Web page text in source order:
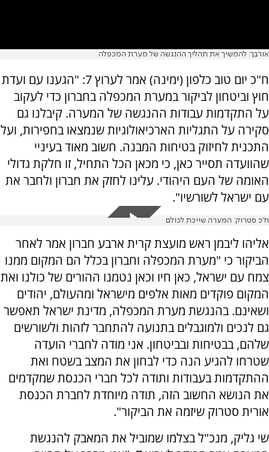
אורבך: להמשיך את תהליך ההנגשה של מערת המכפלה
ח"כ יום טוב כלפון (ימינה) אמר לערוץ 7: "הגענו עם ועדת
חוץ וביטחון לביקור במערת המכפלה בחברון כדי לעקוב
על התקדמות עבודות ההנגשה של המערה. קיבלנו גם
סקירה על התגליות הארכיאולוגיות שנמצאו בחפירות, ועל
התכנית לחיזוק בטיחות המבנה. חשוב מאוד בעיניי
שהוועדה תסייר כאן, כי מכאן הכל התחיל, זו חלקת גדולי
האומה של העם היהודי. עלינו לחזק את חברון ולחבר את
עם ישראל לשורשיו".
ח"כ סטרוק: המערה שייכת לכולם
אליהו ליבמן ראש מועצת קרית ארבע חברון אמר לאחר
הביקור כי "מערת המכפלה וחברון בכלל הם המקום ממנו
צמח עם ישראל, כאן חיו וכאן נטמנו ההורים של כולנו ואת
המקום פוקדים מאות אלפים מישראל ומהעולם, יהודים
ושאינם. בהנגשת מערת המכפלה, מדינת ישראל תאפשר
גם לנכים ולמוגבלים בתנועה להתחבר לזהות ולשורשים
שלהם, בבטיחות ובביטחון. אני מודה לחברי הועדה
שטרחו להגיע הנה כדי לבחון את המצב בשטח ואת
ההתקדמות בעבודות ותודה לכל חברי הכנסת שמקדמים
את הנושא החשוב הזה, תודה מיוחדת לחברת הכנסת
אורית סטרוק שיזמה את הביקור".
שי גליק, מנכ"ל בצלמו שמוביל את המאבק להנגשת